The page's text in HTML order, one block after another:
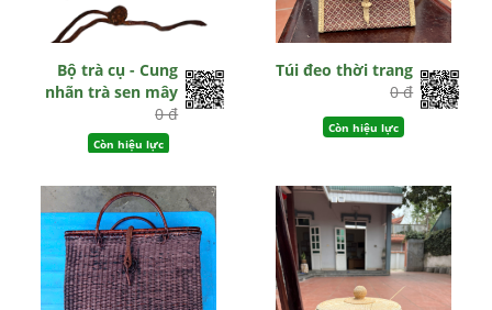
Bộ trà cụ - Cung
nhãn trà sen mây
0 đ
Còn hiệu lực
Túi đeo thời trang
0 đ
Còn hiệu lực